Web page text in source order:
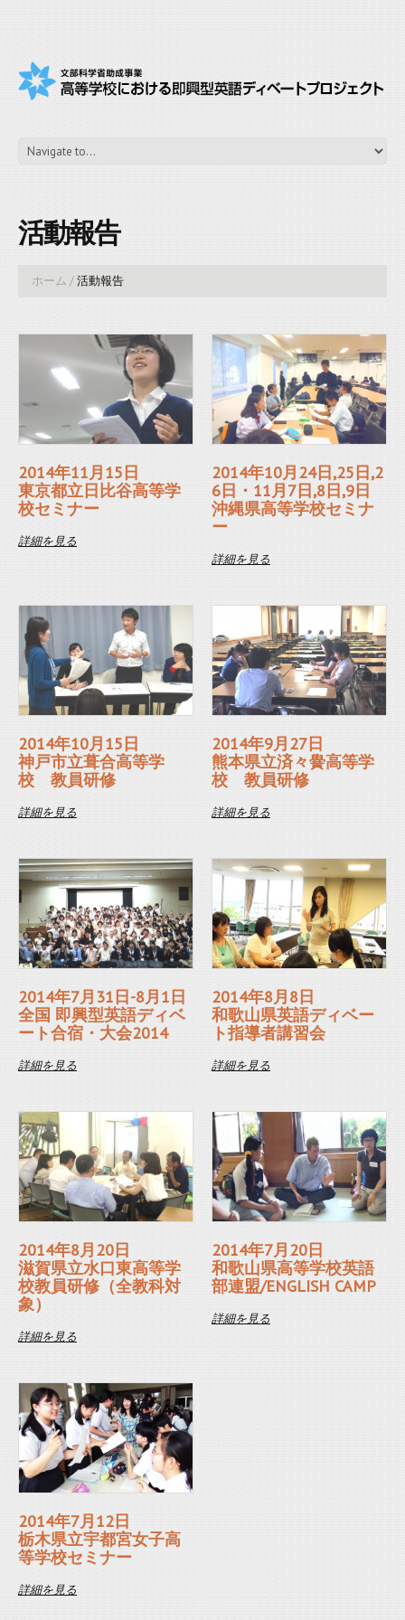
活動報告
ホーム /活動報告
2014年11月15日
東京都立日比谷高等学
校セミナー
詳細を見る
2014年10月24日,25日,2
6日・11月7日,8日,9日
沖縄県高等学校セミナ
ー
詳細を見る
2014年10月15日
神戸市立葺合高等学
校 教員研修
詳細を見る
2014年9月27日
熊本県立済々黌高等学
校 教員研修
詳細を見る
2014年7月31日-8月1日
全国 即興型英語ディベ
ート合宿・大会2014
詳細を見る
2014年8月8日
和歌山県英語ディベー
ト指導者講習会
詳細を見る
2014年8月20日
滋賀県立水口東高等学
校教員研修（全教科対
象）
詳細を見る
2014年7月20日
和歌山県高等学校英語
部連盟/ENGLISH CAMP
詳細を見る
2014年7月12日
栃木県立宇都宮女子高
等学校セミナー
詳細を見る